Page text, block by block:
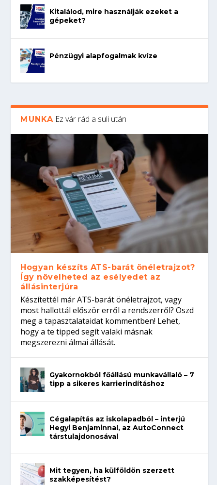
Kitalálod, mire használják ezeket a
gépeket?
Pénzügyi alapfogalmak kvíze
MUNKA Ez vár rád a suli után
Hogyan készíts ATS-barát önéletrajzot?
Így növelheted az esélyedet az
állásinterjúra
Készítettél már ATS-barát önéletrajzot, vagy
most hallottál először erről a rendszerről? Oszd
meg a tapasztalataidat kommentben! Lehet,
hogy a te tipped segít valaki másnak
megszerezni álmai állását.
Gyakornokból főállású munkavállaló – 7
tipp a sikeres karrierindításhoz
Cégalapítás az iskolapadból – interjú
Hegyi Benjaminnal, az AutoConnect
társtulajdonosával
Mit tegyen, ha külföldön szerzett
szakképesítést?